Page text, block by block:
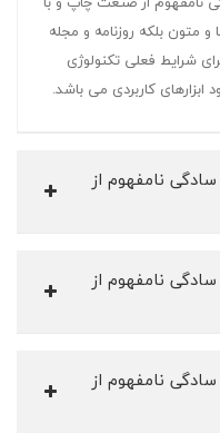
متون بلکه روزنامه و مجله
شرایط فعلی تکنولوژی
ابزارهای کاربردی می باشد.
نامفهوم از
نامفهوم از
نامفهوم از